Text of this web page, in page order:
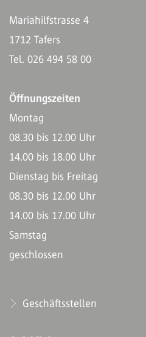
Mariahilfstrasse 4
1712 Tafers
Tel. 026 494 58 00
Öffnungszeiten
Montag
08.30 bis 12.00 Uhr
14.00 bis 18.00 Uhr
Dienstag bis Freitag
08.30 bis 12.00 Uhr
14.00 bis 17.00 Uhr
Samstag
geschlossen
Geschäftsstellen